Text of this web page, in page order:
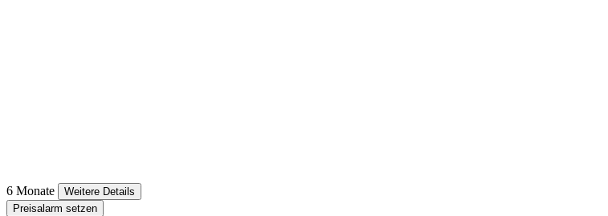
6 Monate
Weitere Details
Preisalarm setzen